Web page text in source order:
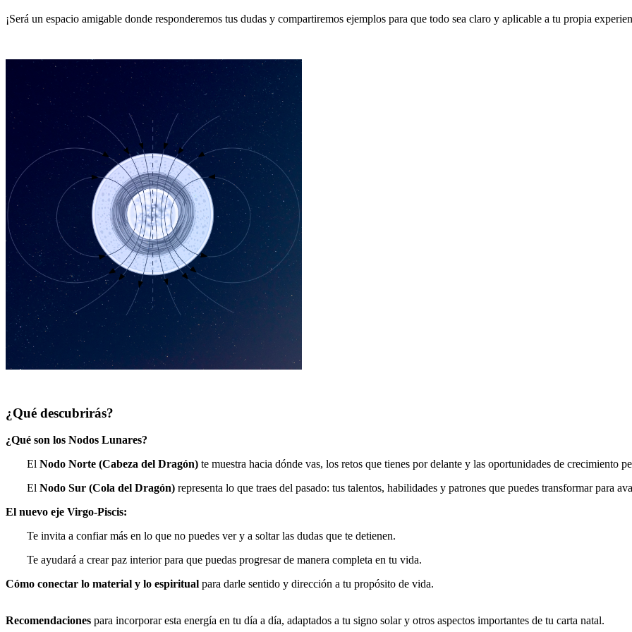
¡Será un espacio amigable donde responderemos tus dudas y compartiremos ejemplos para que todo sea claro y aplicable a tu propia
¿Qué descubrirás?
¿Qué son los Nodos Lunares?
El Nodo Norte (Cabeza del Dragón) te muestra hacia dónde vas, los retos que tienes por delante y las oportunidades de crecimiento
El Nodo Sur (Cola del Dragón) representa lo que traes del pasado: tus talentos, habilidades y patrones que puedes transformar para
El nuevo eje Virgo-Piscis:
Te invita a confiar más en lo que no puedes ver y a soltar las dudas que te detienen.
Te ayudará a crear paz interior para que puedas progresar de manera completa en tu vida.
Cómo conectar lo material y lo espiritual para darle sentido y dirección a tu propósito de vida.
Recomendaciones para incorporar esta energía en tu día a día, adaptados a tu signo solar y otros aspectos importantes de tu carta natal.